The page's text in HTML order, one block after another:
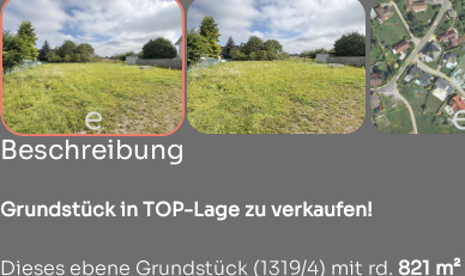
Beschreibung
Grundstück in TOP-Lage zu verkaufen!
Dieses ebene Grundstück (1319/4) mit rd. 821 m²